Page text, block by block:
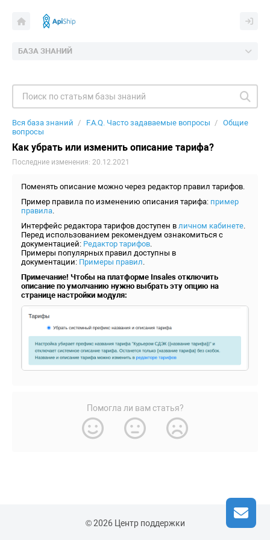
БАЗА ЗНАНИЙ
Вся база знаний F.A.Q. Часто задаваемые вопросы
Общие
вопросы
Как убрать или изменить описание тарифа?
Последние изменения: 20.12.2021
Поменять описание можно через редактор правил тарифов.
Пример правила по изменению описания тарифа: пример
правила.
Интерфейс редактора тарифов доступен в личном кабинете.
Перед использованием рекомендуем ознакомиться с
документацией: Редактор тарифов.
Примеры популярных правил доступны в
документации: Примеры правил.
Примечание! Чтобы на платформе Insales отключить
описание по умолчанию нужно выбрать эту опцию на
странице настройки модуля:
Помогла ли вам статья?
© 2026 Центр поддержки